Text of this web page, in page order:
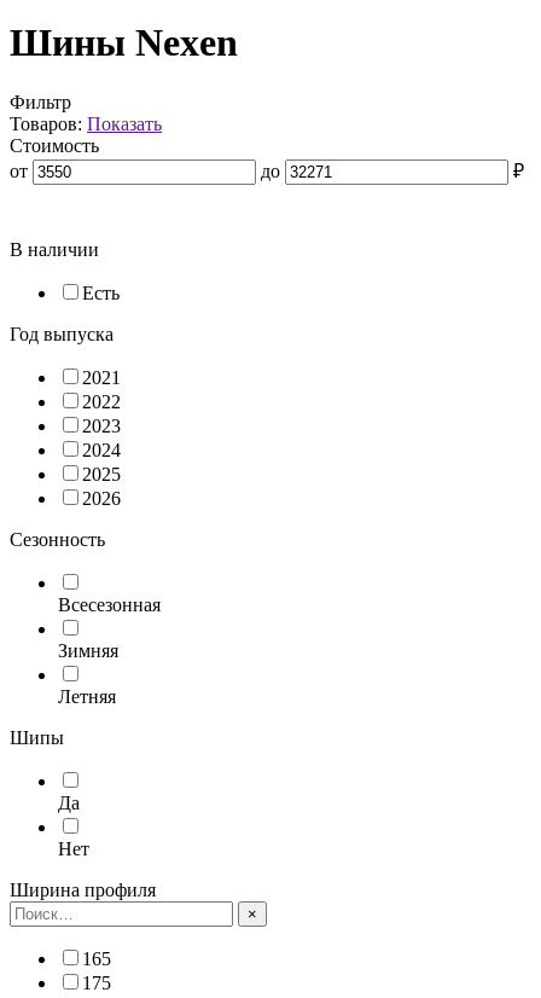
Шины Nexen
Фильтр
Товаров: Показать
Стоимость
от
до ₽
В наличии
Есть
Год выпуска
2021
2022
2023
2024
2025
2026
Сезонность
Всесезонная
Зимняя
Летняя
Шипы
Да
Нет
Ширина профиля
×
165
175